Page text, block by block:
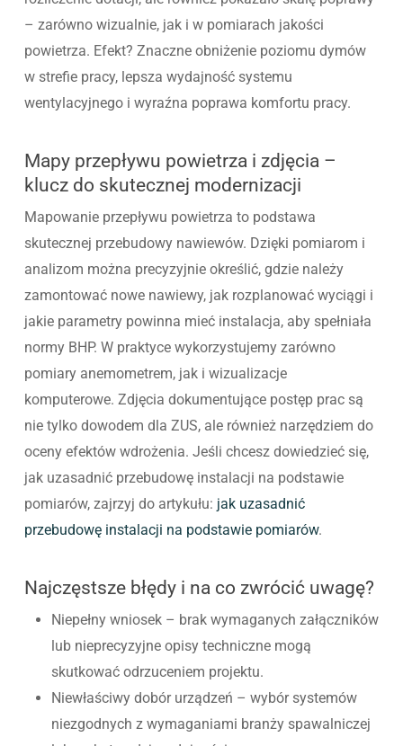
– zarówno wizualnie, jak i w pomiarach jakości
powietrza. Efekt? Znaczne obniżenie poziomu dymów
w strefie pracy, lepsza wydajność systemu
wentylacyjnego i wyraźna poprawa komfortu pracy.
Mapy przepływu powietrza i zdjęcia –
klucz do skutecznej modernizacji
Mapowanie przepływu powietrza to podstawa
skutecznej przebudowy nawiewów. Dzięki pomiarom i
analizom można precyzyjnie określić, gdzie należy
zamontować nowe nawiewy, jak rozplanować wyciągi i
jakie parametry powinna mieć instalacja, aby spełniała
normy BHP. W praktyce wykorzystujemy zarówno
pomiary anemometrem, jak i wizualizacje
komputerowe. Zdjęcia dokumentujące postęp prac są
nie tylko dowodem dla ZUS, ale również narzędziem do
oceny efektów wdrożenia. Jeśli chcesz dowiedzieć się,
jak uzasadnić przebudowę instalacji na podstawie
pomiarów, zajrzyj do artykułu: jak uzasadnić
przebudowę instalacji na podstawie pomiarów.
Najczęstsze błędy i na co zwrócić uwagę?
Niepełny wniosek – brak wymaganych załączników
lub nieprecyzyjne opisy techniczne mogą
skutkować odrzuceniem projektu.
Niewłaściwy dobór urządzeń – wybór systemów
niezgodnych z wymaganiami branży spawalniczej